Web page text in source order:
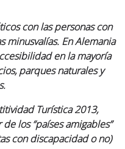
con las personas con
En Alemania
en la mayoría
parques naturales y
Turística 2013,
los “países amigables”
con discapacidad o no)